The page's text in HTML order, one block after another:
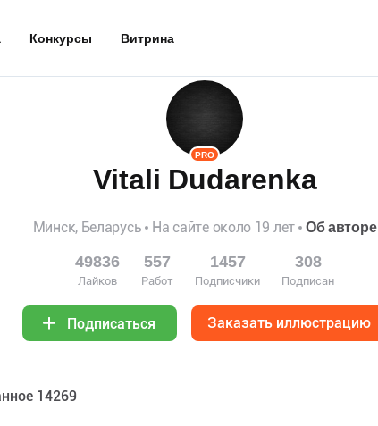
Конкурсы Витрина
PRO
Vitali Dudarenka
Минск, Беларусь На сайте около 19 лет Об авторе
49836
Лайков
557
Работ
1457
Подписчики
308
Подписан
Подписаться Заказать иллюстрацию
14269